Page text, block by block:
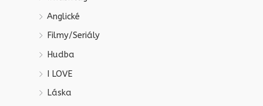
Anglické
Filmy/Seriály
Hudba
I LOVE
Láska